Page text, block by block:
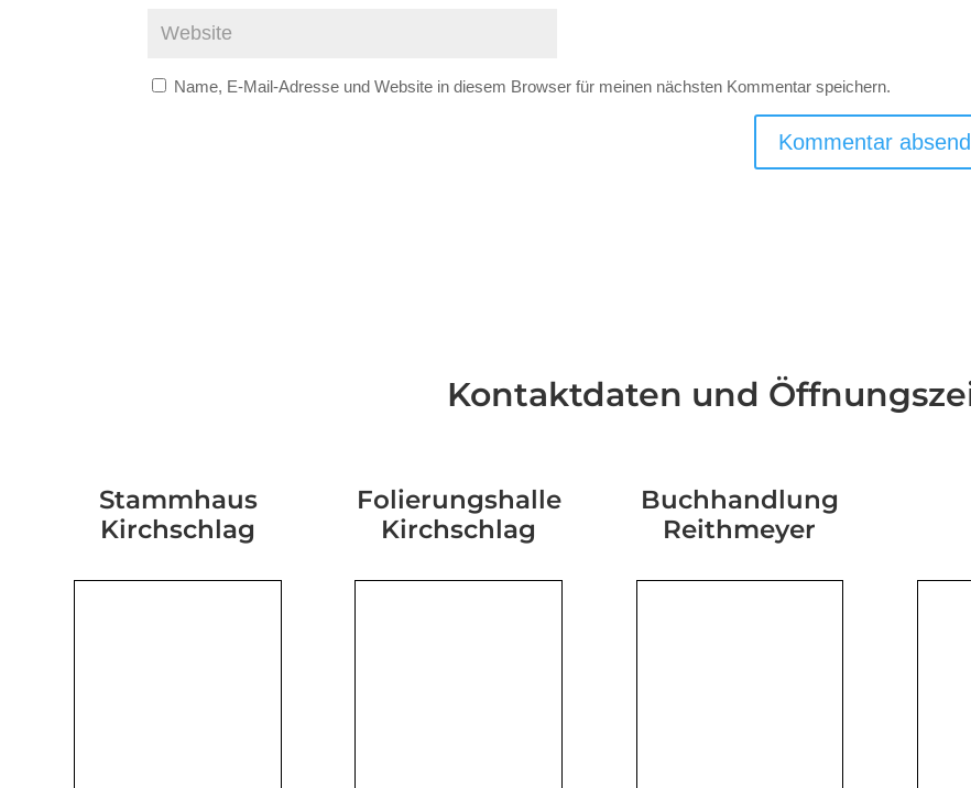
Name, E-Mail-Adresse und Website in diesem Browser für meinen nächsten Kommentar speichern.
Kontaktdaten und
Stammhaus
Kirchschlag
Folierungshalle
Kirchschlag
Buchhandlung
Reithmeyer